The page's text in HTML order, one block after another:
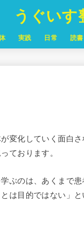
うぐいす
実践 日常 読書
変化していく面白
ております。
ぶのは、あくまで
は目的ではない」